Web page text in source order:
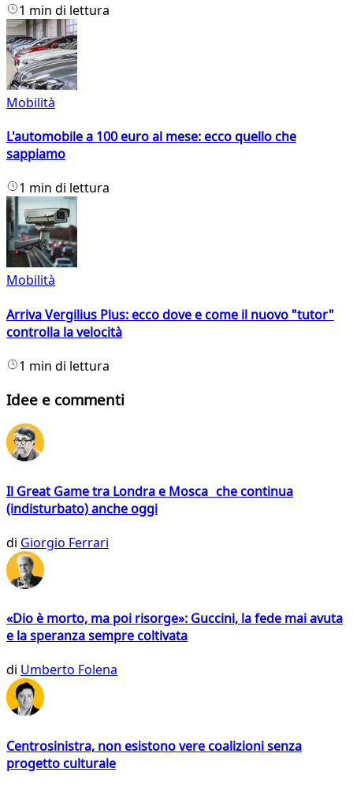
1 min di lettura
Mobilità
L'automobile a 100 euro al mese: ecco quello che
sappiamo
1 min di lettura
Mobilità
Arriva Vergilius Plus: ecco dove e come il nuovo "tutor"
controlla la velocità
1 min di lettura
Idee e commenti
Il Great Game tra Londra e Mosca che continua
(indisturbato) anche oggi
di Giorgio Ferrari
«Dio è morto, ma poi risorge»: Guccini, la fede mai avuta
e la speranza sempre coltivata
di Umberto Folena
Centrosinistra, non esistono vere coalizioni senza
progetto culturale